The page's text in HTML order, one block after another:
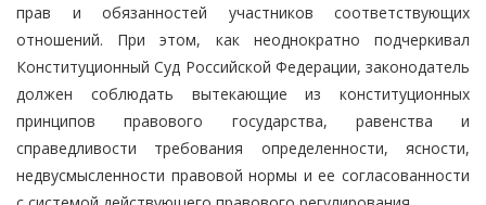
прав и обязанностей участников соответствующих
отношений. При этом, как неоднократно подчеркивал
Конституционный Суд Российской Федерации, законодатель
должен соблюдать вытекающие из конституционных
принципов правового государства, равенства и
справедливости требования определенности, ясности,
недвусмысленности правовой нормы и ее согласованности